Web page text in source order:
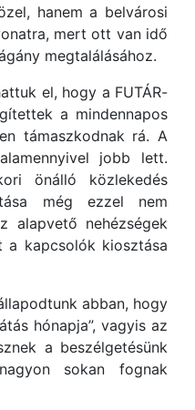
hanem a belvárosi
mert ott van idő
megtalálásához.
el, hogy a FUTÁR-
a mindennapos
támaszkodnak rá. A
jobb lett.
önálló közlekedés
még ezzel nem
alapvető nehézségek
a kapcsolók kiosztása
abban, hogy
hónapja”, vagyis az
a beszélgetésünk
sokan fognak